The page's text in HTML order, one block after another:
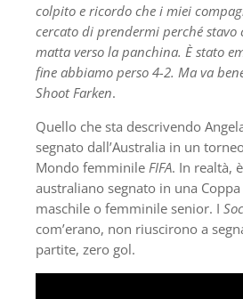
colpito e ricordo che i miei
cercato di prendermi perché stavo
matta verso la panchina. È stato
fine abbiamo perso 4-2. Ma va
Shoot Farken.
Quello che sta descrivendo
segnato dall’Australia in un
Mondo femminile FIFA. In realtà,
australiano segnato in una
maschile o femminile senior. I
com’erano, non riuscirono a
partite, zero gol.